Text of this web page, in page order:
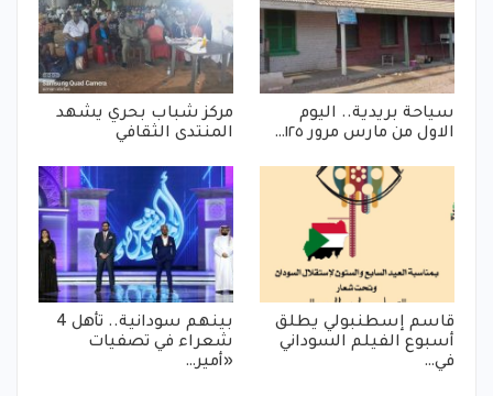
سياحة بريدية.. اليوم
الاول من مارس مرور ١٢٥…
مركز شباب بحري يشهد
المنتدى الثقافي
قاسم إسطنبولي يطلق
أسبوع الفيلم السوداني
في…
بينهم سودانية.. تأهل 4
شعراء في تصفيات
«أمير…